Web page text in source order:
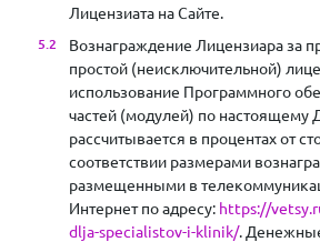
Лицензиата на Сайте.
Вознаграждение Лицензиара за
простой (неисключительной)
использование Программного
частей (модулей) по настоящему
рассчитывается в процентах от
соответствии размерами
размещенными в
Интернет по адресу: https://
dlja-specialistov-i-klinik/.